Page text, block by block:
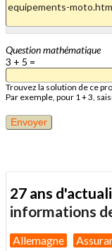
Question mathématique
3 + 5 =
Trouvez la solution de ce
Par exemple, pour 1 + 3,
27 ans
informations
Allemagne